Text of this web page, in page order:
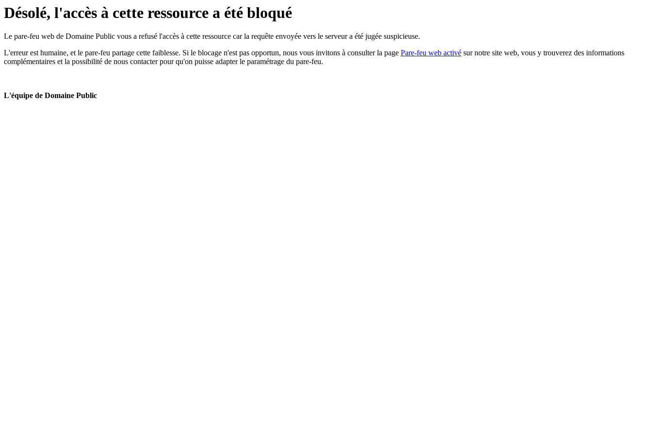
Désolé, l'accès à cette ressource a été bloqué
Le pare-feu web de Domaine Public vous a refusé l'accès à cette ressource car la requête envoyée vers le serveur a été jugée suspicieuse.
L'erreur est humaine, et le pare-feu partage cette faiblesse. Si le blocage n'est pas opportun, nous vous invitons à consulter la page Pare-feu web activé sur notre site web, vous y trouverez des informations
complémentaires et la possibilité de nous contacter pour qu'on puisse adapter le paramétrage du pare-feu.
L'équipe de Domaine Public